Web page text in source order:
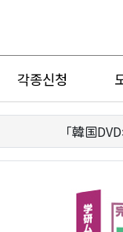
각종신청
「韓国